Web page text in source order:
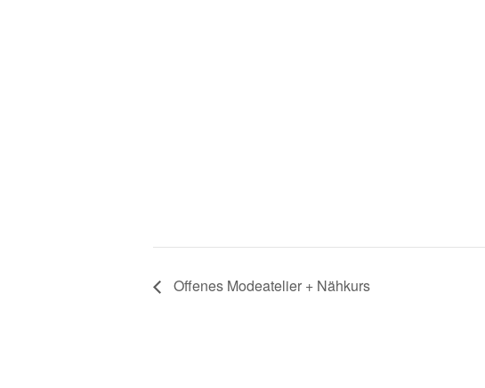
Offenes Modeatelier + Nähkurs